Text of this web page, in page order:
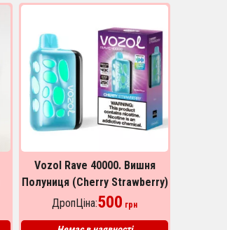
Vozol Rave 40000. Вишня
Полуниця (Cherry Strawberry)
ДропЦіна:500 грн